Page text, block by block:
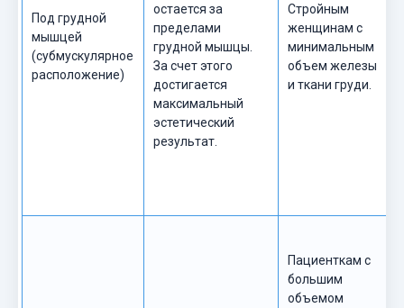
Под грудной
мышцей
(субмускулярное
расположение)
остается за
пределами
грудной мышцы.
За счет этого
достигается
максимальный
эстетический
результат.
Стройным
женщинам с
минимальным
объем железы
и ткани груди.
Пациенткам с
большим
объемом